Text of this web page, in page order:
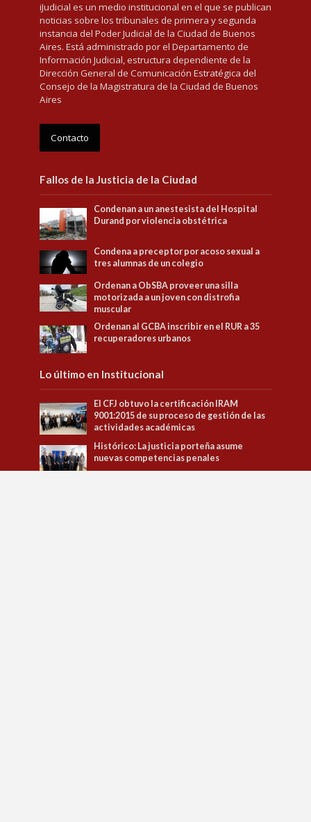
iJudicial es un medio institucional en el que se publican
noticias sobre los tribunales de primera y segunda
instancia del Poder Judicial de la Ciudad de Buenos
Aires. Está administrado por el Departamento de
Información Judicial, estructura dependiente de la
Dirección General de Comunicación Estratégica del
Consejo de la Magistratura de la Ciudad de Buenos
Aires
Contacto
Fallos de la Justicia de la Ciudad
Condenan a un anestesista del Hospital
Durand por violencia obstétrica
Condena a preceptor por acoso sexual a
tres alumnas de un colegio
Ordenan a ObSBA proveer una silla
motorizada a un joven con distrofia
muscular
Ordenan al GCBA inscribir en el RUR a 35
recuperadores urbanos
Lo último en Institucional
El CFJ obtuvo la certificación IRAM
9001:2015 de su proceso de gestión de las
actividades académicas
Histórico: La justicia porteña asume
nuevas competencias penales